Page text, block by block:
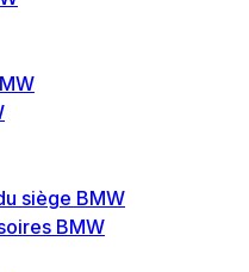
siège BMW
BMW